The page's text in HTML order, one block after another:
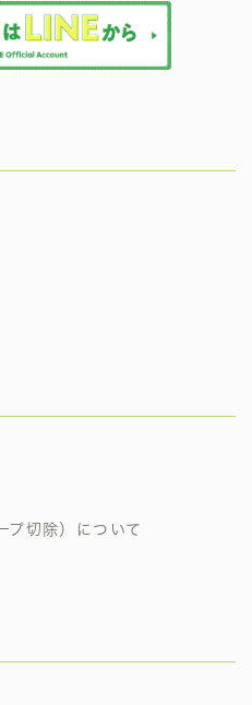
プ切除）について